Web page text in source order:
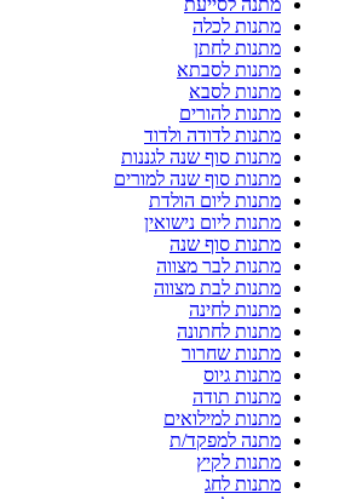
מתנה לסייעת
מתנות לכלה
מתנות לחתן
מתנות לסבתא
מתנות לסבא
מתנות להורים
מתנות לדודה ולדוד
מתנות סוף שנה לגננות
מתנות סוף שנה למורים
מתנות ליום הולדת
מתנות ליום נישואין
מתנות סוף שנה
מתנות לבר מצווה
מתנות לבת מצווה
מתנות לחינה
מתנות לחתונה
מתנות שחרור
מתנות גיוס
מתנות תודה
מתנות למילואים
מתנה למפקד/ת
מתנות לקיץ
מתנות לחג